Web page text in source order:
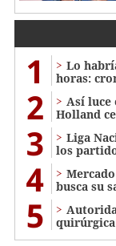
1
Lo
horas:
2
Así luce
Holland
3
Liga
los
4
busca su
5
quirúrgica